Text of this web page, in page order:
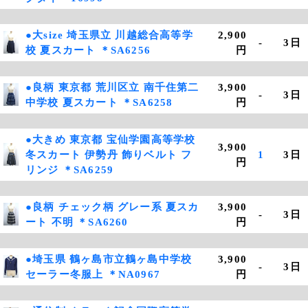
●大size 埼玉県立 川越総合高等学
校 夏スカート ＊SA6256
2,900
円
- 3日
●良柄 東京都 荒川区立 南千住第二
中学校 夏スカート ＊SA6258
3,900
円
- 3日
●大きめ 東京都 宝仙学園高等学校
冬スカート 伊勢丹 飾りベルト フ
リンジ ＊SA6259
3,900
円
1 3日
●良柄 チェック柄 グレー系 夏スカ
ート 不明 ＊SA6260
3,900
円
- 3日
●埼玉県 鶴ヶ島市立鶴ヶ島中学校
セーラー冬服上 ＊NA0967
3,900
円
- 3日